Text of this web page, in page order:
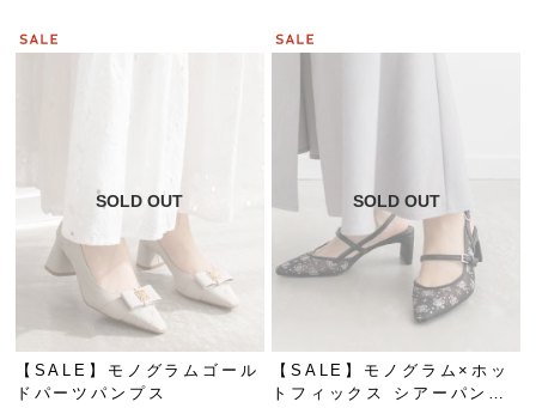
【SALE】モノグラムゴール
ドパーツパンプス
【SALE】モノグラム×ホッ
トフィックス シアーパンプ